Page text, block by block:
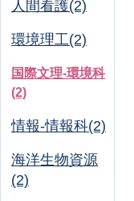
人間看護(2)
環境理工(2)
国際文理-環境科
(2)
情報-情報科(2)
海洋生物資源
(2)